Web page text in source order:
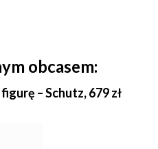
obcasem:
– Schutz, 679 zł